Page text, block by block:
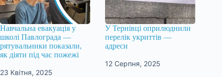
Навчальна евакуація у
школі Павлограда —
рятувальники показали,
як діяти під час пожежі
23 Квітня, 2025
У Тернівці оприлюднили
перелік укриттів —
адреси
12 Серпня, 2025